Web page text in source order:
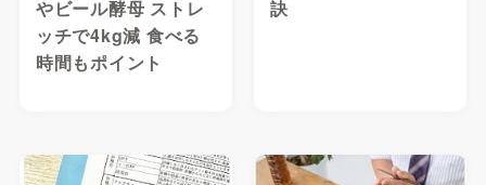
やビール酵母 ストレ
ッチで4kg減 食べる
時間もポイント
訣